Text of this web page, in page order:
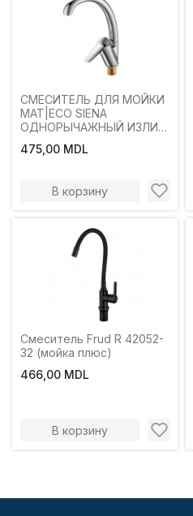
СМЕСИТЕЛЬ ДЛЯ МОЙКИ
MAT|ECO SIENA
ОДНОРЫЧАЖНЫЙ ИЗЛИВ
475,00 MDL
В корзину
Смеситель Frud R 42052-
32 (мойка плюс)
466,00 MDL
В корзину